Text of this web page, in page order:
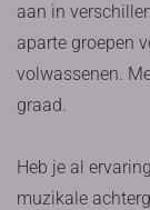
aan in
aparte groepen
volwassenen.
graad.
Heb je al
muzikale